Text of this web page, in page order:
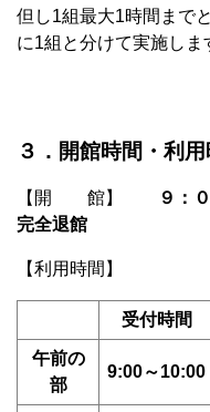
但し1組最大1時間まで
に1組と分けて実施しま
３．開館時間・利用
【開 館】
９：
完全退館
【利用時間】
受付時間
午前の
部
9:00～10:00